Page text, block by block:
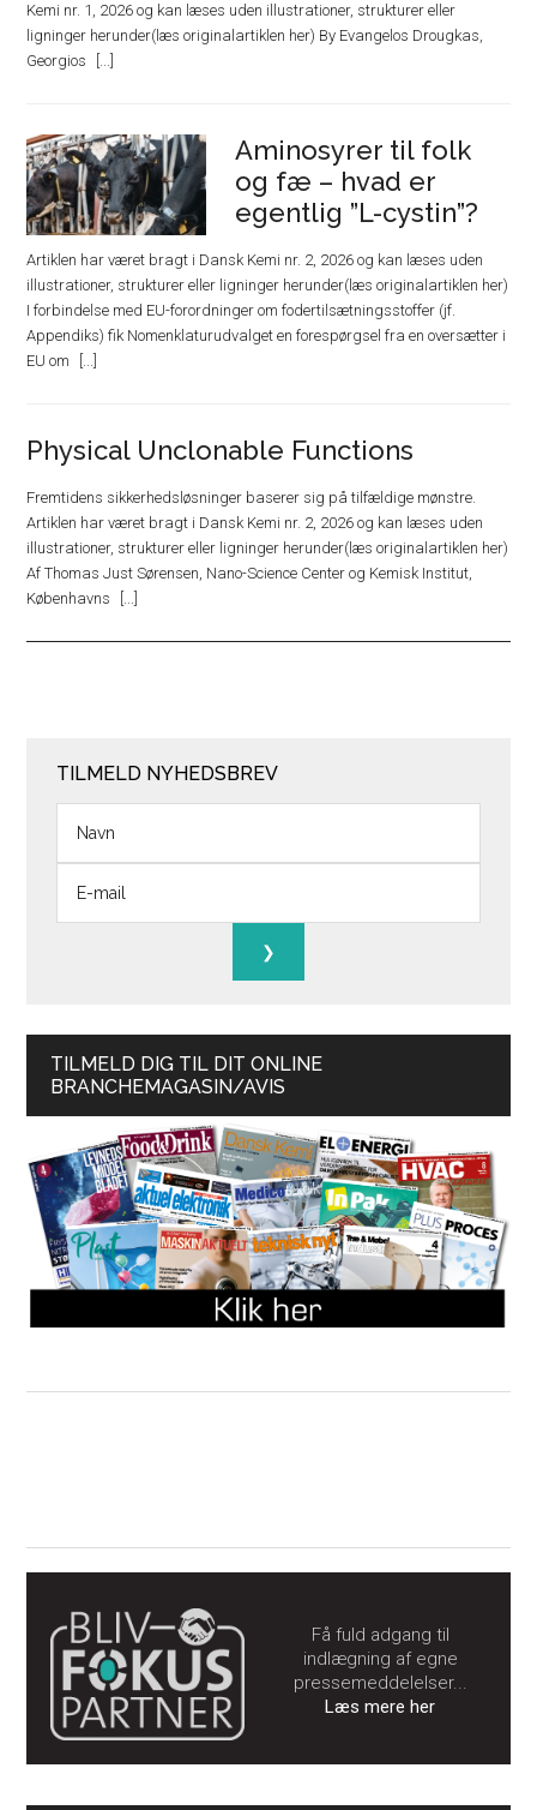
Kemi nr. 1, 2026 og kan læses uden illustrationer, strukturer eller
ligninger herunder(læs originalartiklen her) By Evangelos Drougkas,
Georgios
Aminosyrer til folk
og fæ – hvad er
egentlig ”L-cystin”?
Artiklen har været bragt i Dansk Kemi nr. 2, 2026 og kan læses uden
illustrationer, strukturer eller ligninger herunder(læs originalartiklen her)
I forbindelse med EU-forordninger om fodertilsætningsstoffer (jf.
Appendiks) fik Nomenklaturudvalget en forespørgsel fra en oversætter i
EU om
Physical Unclonable Functions
Fremtidens sikkerhedsløsninger baserer sig på tilfældige mønstre.
Artiklen har været bragt i Dansk Kemi nr. 2, 2026 og kan læses uden
illustrationer, strukturer eller ligninger herunder(læs originalartiklen her)
Af Thomas Just Sørensen, Nano-Science Center og Kemisk Institut,
Københavns
TILMELD NYHEDSBREV
TILMELD DIG TIL DIT ONLINE
BRANCHEMAGASIN/AVIS
Få fuld adgang til
indlægning af egne
pressemeddelelser...
Læs mere her